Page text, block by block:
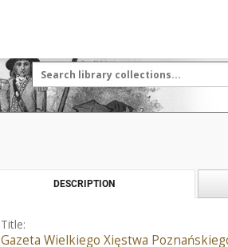
DESCRIPTION
Title:
Gazeta Wielkiego Xięstwa